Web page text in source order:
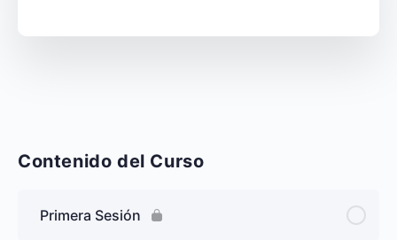
Contenido del Curso
Primera Sesión